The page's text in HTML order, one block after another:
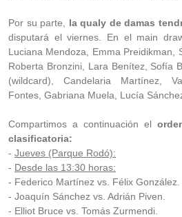
Por su parte, la qualy de damas
disputará el viernes. En el main
Luciana Mendoza, Emma Preidikman,
Roberta Bronzini, Lara Benítez, Sofía
(wildcard), Candelaria Martínez,
Fontes, Gabriana Muela, Lucía
Compartimos a continuación el
clasificatoria:
- Jueves (Parque Rodó):
- Desde las 13:30 horas:
- Federico Martínez vs. Félix González.
- Joaquín Sánchez vs. Adrián Piven.
- Elliot Bruce vs. Tomás Zurmendi.